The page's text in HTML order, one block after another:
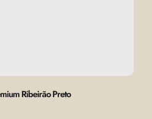
Ribeirão Preto